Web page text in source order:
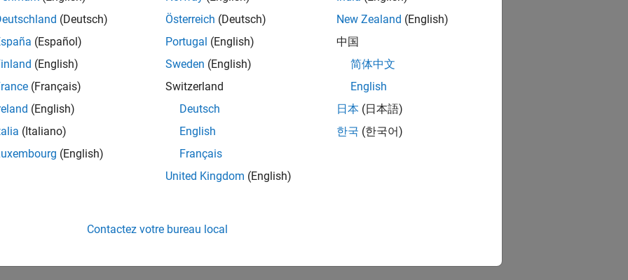
(Deutsch)
(Español)
(English)
(Français)
(English)
(Italiano)
(English)
Österreich (Deutsch)
Portugal (English)
Sweden (English)
Switzerland
Deutsch
English
Français
United Kingdom (English)
New Zealand (English)
中国
简体中文
English
日本 (日本語)
한국 (한국어)
Contactez votre bureau local